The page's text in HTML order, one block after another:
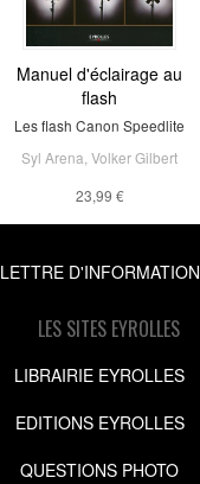
Manuel d'éclairage au
flash
Les flash Canon Speedlite
Syl Arena Volker Gilbert
23,99 €
LETTRE D'INFORMATION
LES SITES EYROLLES
LIBRAIRIE EYROLLES
EDITIONS EYROLLES
QUESTIONS PHOTO